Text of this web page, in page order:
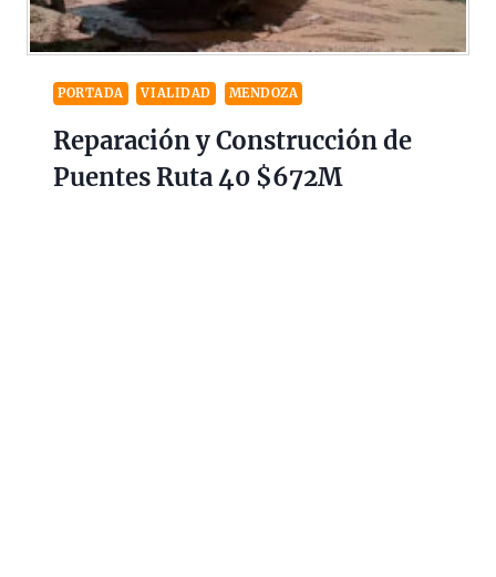
PORTADA VIALIDAD MENDOZA
Reparación y Construcción de
Puentes Ruta 40 $672M